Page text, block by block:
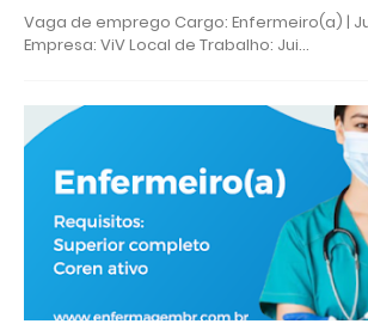
Vaga de emprego Cargo: Enfermeiro(a) |
Empresa: ViV Local de Trabalho: Jui…